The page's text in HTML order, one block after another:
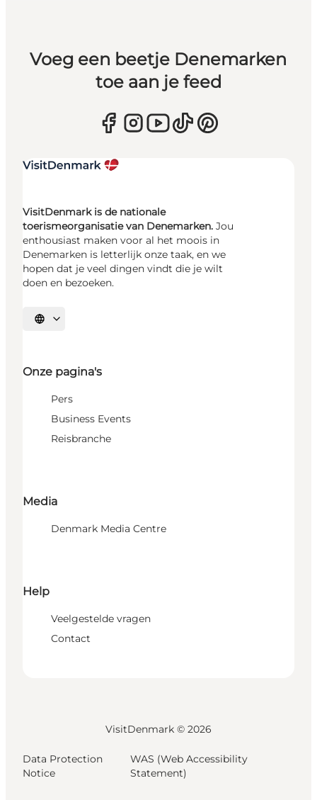
Voeg een beetje Denemarken
toe aan je feed
VisitDenmark is de nationale
toerismeorganisatie van Denemarken. Jou
enthousiast maken voor al het moois in
Denemarken is letterlijk onze taak, en we
hopen dat je veel dingen vindt die je wilt
doen en bezoeken.
Selecteer taal
Onze pagina's
Pers
Business Events
Reisbranche
Media
Denmark Media Centre
Help
Veelgestelde vragen
Contact
VisitDenmark © 2026
Data Protection
Notice
WAS (Web Accessibility
Statement)